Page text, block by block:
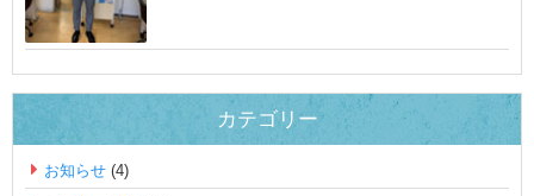
カテゴリー
お知らせ (4)